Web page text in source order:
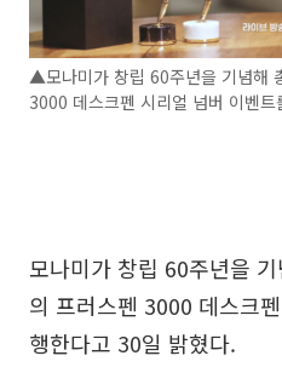
▲모나미가 창립 60주년을 기념해
3000 데스크펜 시리얼 넘버 이벤
모나미가 창립 60주년을
의 프러스펜 3000 데스크
행한다고 30일 밝혔다.